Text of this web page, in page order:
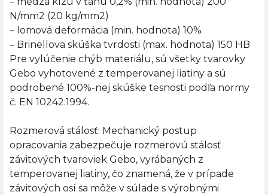
N/mm2 (20 kg/mm2)
– lomová deformácia (min. hodnota) 10%
– Brinellova skúška tvrdosti (max. hodnota) 150 HB
Pre vylúčenie chýb materiálu, sú všetky tvarovky
Gebo vyhotovené z temperovanej liatiny a sú
podrobené 100%-nej skúške tesnosti podľa normy
č. EN 10242:1994.
Rozmerová stálosť: Mechanický postup
opracovania zabezpečuje rozmerovú stálosť
závitových tvaroviek Gebo, vyrábaných z
temperovanej liatiny, čo znamená, že v prípade
závitových osí sa môže v súlade s výrobnými